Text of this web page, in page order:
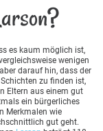
es kaum möglich ist,
wenigen
darauf hin, dass der
zu finden ist,
Eltern aus einem gut
ein bürgerliches
Merkmalen wie
gut geht.